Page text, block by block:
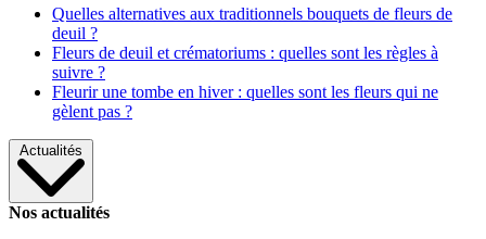
Quelles alternatives aux traditionnels bouquets de fleurs de
deuil ?
Fleurs de deuil et crématoriums : quelles sont les règles à
suivre ?
Fleurir une tombe en hiver : quelles sont les fleurs qui ne
gèlent pas ?
Actualités
Nos actualités